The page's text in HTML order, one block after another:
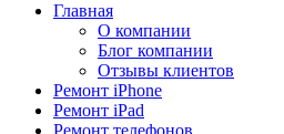
Главная
О компании
Блог компании
Отзывы клиентов
Ремонт iPhone
Ремонт iPad
Ремонт телефонов